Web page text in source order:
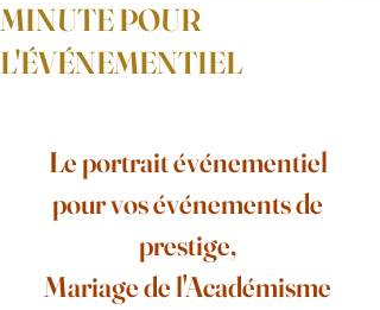
MINUTE POUR
L'ÉVÉNEMENTIEL
Le portrait événementiel
pour vos événements de
prestige,
Mariage de l'Académisme